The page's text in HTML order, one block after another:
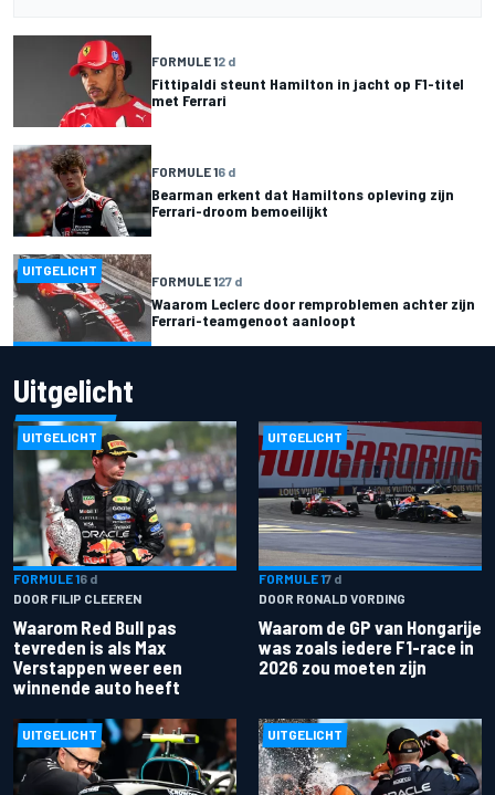
FORMULE 12 d
Fittipaldi steunt Hamilton in jacht op F1-titel
met Ferrari
FORMULE 16 d
Bearman erkent dat Hamiltons opleving zijn
Ferrari-droom bemoeilijkt
UITGELICHT
FORMULE 127 d
Waarom Leclerc door remproblemen achter zijn
Ferrari-teamgenoot aanloopt
Uitgelicht
UITGELICHT
FORMULE 16 d
DOOR FILIP CLEEREN
Waarom Red Bull pas
tevreden is als Max
Verstappen weer een
winnende auto heeft
UITGELICHT
FORMULE 17 d
DOOR RONALD VORDING
Waarom de GP van Hongarije
was zoals iedere F1-race in
2026 zou moeten zijn
UITGELICHT UITGELICHT